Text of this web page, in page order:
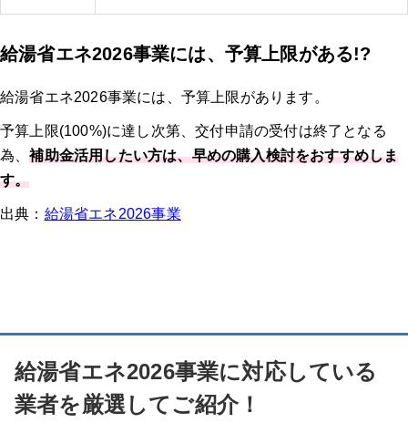
給湯省エネ2026事業には、予算上限がある!?
給湯省エネ2026事業には、予算上限があります。
予算上限(100%)に達し次第、交付申請の受付は終了となる
為、補助金活用したい方は、早めの購入検討をおすすめしま
す。
出典： 給湯省エネ2026事業
給湯省エネ2026事業に対応している
業者を厳選してご紹介！